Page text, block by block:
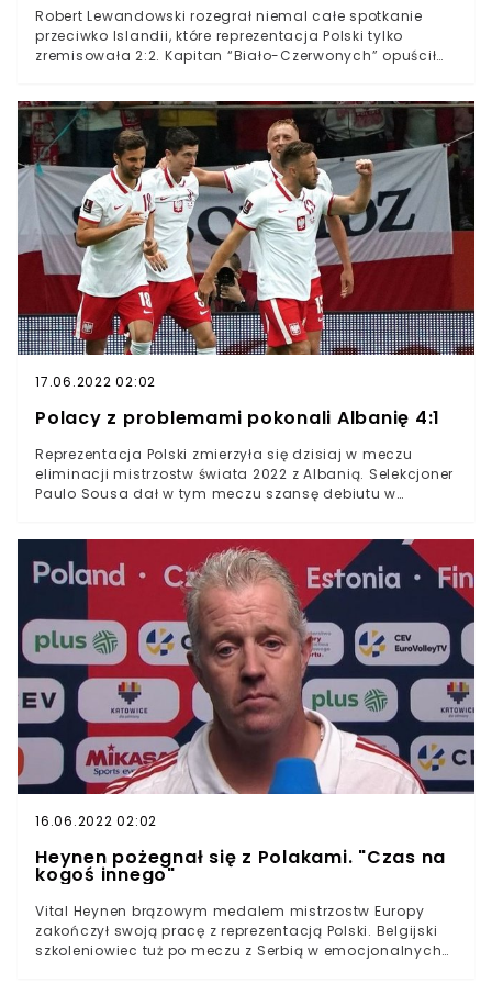
Robert Lewandowski rozegrał niemal całe spotkanie
przeciwko Islandii, które reprezentacja Polski tylko
zremisowała 2:2. Kapitan “Biało-Czerwonych” opuścił
napłynęły jednak niepokojące informacje. Okazuje się,
że Lewandowski sam poprosił o zmianę.Reprezentacja
Polski tylko zremisowała w meczu towarzyskim z
Islandią 2:2Po meczu dotarły do nas niepokojące
informacje na temat Roberta LewandowskiegoKapitan
naszej kadry podobno na własne życzenie opuścił
boisko w końcówce meczuRobert Lewandowski w meczu
z Islandią znajdował się na boisku przez 81. minut.
Następnie, jak ujawnił w pomeczowym wywiadzie Karol
Świderski, poprosił o zmianę. To mocno niepokojąca
informacja tuż przed mistrzostwami Europy.
17.06.2022 02:02
Polacy z problemami pokonali Albanię 4:1
Reprezentacja Polski zmierzyła się dzisiaj w meczu
eliminacji mistrzostw świata 2022 z Albanią. Selekcjoner
Paulo Sousa dał w tym meczu szansę debiutu w
Robertowi Lewandowskiemu. Debiut 25-latka okazał się
bardzo udany, gdyż zdobył on gola i przyczynił się do
zwycięstwa naszej drużyny.Reprezentacja Polski
zmierzyła się dzisiaj z Albanią w meczu eliminacji
mistrzostw świata 2022Polacy nie bez problemów
uporali się z Albańczykami i zwyciężyli 4:1Do wygranej
naszych piłkarzy poprowadził niezawodny Robert
Lewandowski, który zdobył gola i zaliczył asystę
Reprezentacja Polski wygrała z Albanią 4:1 w pierwszym
wrześniowym meczu eliminacji mistrzostw świata 2022.
Polaków do zwycięstwa poprowadził niezawodny Robert
Lewandowski, który zdobył pierwszą bramkę, a także
asystował przy trzecim trafieniu.
16.06.2022 02:02
Heynen pożegnał się z Polakami. "Czas na
kogoś innego"
Vital Heynen brązowym medalem mistrzostw Europy
zakończył swoją pracę z reprezentacją Polski. Belgijski
szkoleniowiec tuż po meczu z Serbią w emocjonalnych